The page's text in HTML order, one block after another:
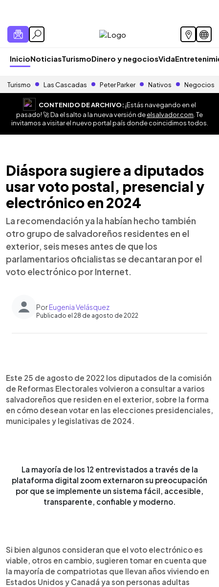
InicioNoticiasTurismoDinero y negociosVida
Turismo Las Cascadas Peter Parker Nativos Negocios
CONTENIDO DE ARCHIVO:¡Estás navegando en el
pasado! 🚀 Da el salto a la nueva versión deelsalvador.com . Te
invitamos a visitar el nuevo portal país donde coincidimos todos.
Diáspora sugiere a diputados
usar voto postal, presencial y
electrónico en 2024
La recomendación ya la habían hecho también
otro grupo de salvadoreños residentes en el
exterior, seis meses antes de que los
parlamentarios oficialistas se decantaran por el
voto electrónico por Internet.
PorEugenia Velásquez
Publicado el 28 de agosto de 2022
► Escuchar artículo
Este 25 de agosto de 2022 los diputados de la comisión
de Reformas Electorales volvieron a consultar a varios
salvadoreños que residen en el exterior, sobre la forma
en cómo desean votar en las elecciones presidenciales,
municipales y legislativas de 2024.
La mayoría de los 12 entrevistados a través de la
plataforma digital zoom externaron su preocupación
por que se implemente un sistema fácil, accesible,
transparente, confiable y moderno.
Si bien algunos consideran que el voto electrónico es
viable, otros en cambio, sugieren tomar en cuenta que
la mayoría de compatriotas que llevan años viviendo en
Estados Unidos y Canadá ya son personas adultas